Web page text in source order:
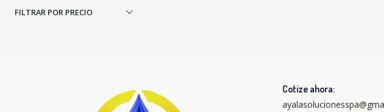
FILTRAR POR PRECIO
Cotize ahora: